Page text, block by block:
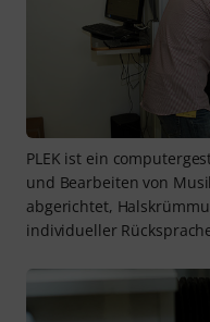
PLEK ist ein
und Bearbeiten von
abgerichtet,
individueller